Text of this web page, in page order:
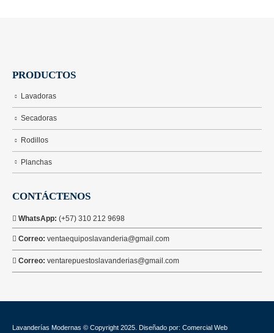
PRODUCTOS
Lavadoras
Secadoras
Rodillos
Planchas
CONTÁCTENOS
WhatsApp: (+57) 310 212 9698
Correo: ventaequiposlavanderia@gmail.com
Correo: ventarepuestoslavanderias@gmail.com
Lavanderías Modernas © Copyright 2025. Diseñado por: Comercial Web